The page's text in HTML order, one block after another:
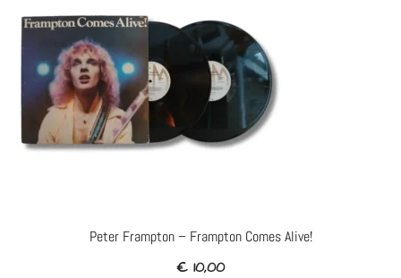
Peter Frampton – Frampton Comes Alive!
€ 10,00